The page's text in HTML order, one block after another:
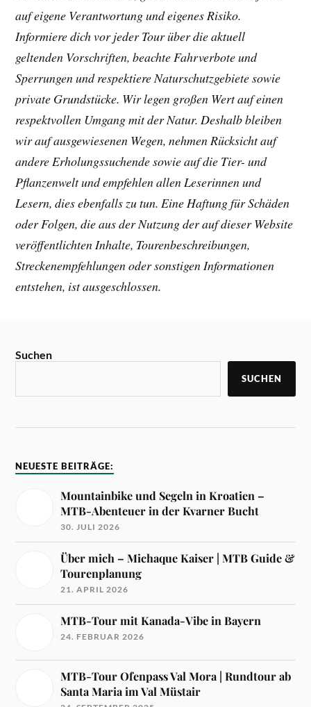
Lesern, dies ebenfalls zu tun. Eine Haftung für Schäden
oder Folgen, die aus der Nutzung der auf dieser Website
veröffentlichten Inhalte, Tourenbeschreibungen,
Streckenempfehlungen oder sonstigen Informationen
entstehen, ist ausgeschlossen.
Suchen
SUCHEN
NEUESTE BEITRÄGE:
Über mich – Michaque Kaiser | MTB Guide &
21. APRIL 2026
MTB-Tour mit Kanada-Vibe in Bayern
Santa Maria im Val Müstair
24. SEPTEMBER 2025
Trans Ligurien mit dem E-MTB: Von Finale
Ligure nach Ventimiglia
10. JUNI 2025